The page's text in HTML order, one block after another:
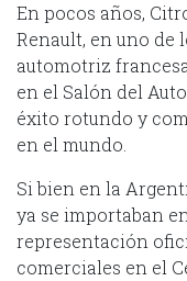
En pocos años,
Renault, en uno de
automotriz
en el Salón del
éxito rotundo y
en el mundo.
Si bien en la
ya se importaban
representación
comerciales en el